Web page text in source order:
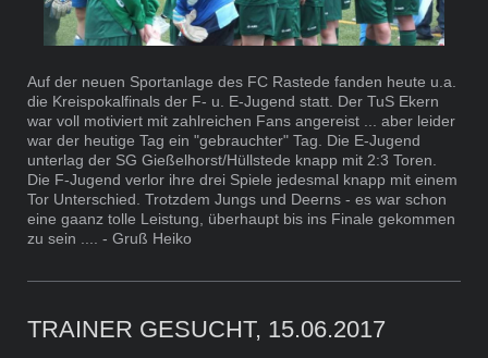
Auf der neuen Sportanlage des FC Rastede fanden heute u.a.
die Kreispokalfinals der F- u. E-Jugend statt. Der TuS Ekern
war voll motiviert mit zahlreichen Fans angereist ... aber leider
war der heutige Tag ein "gebrauchter" Tag. Die E-Jugend
unterlag der SG Gießelhorst/Hüllstede knapp mit 2:3 Toren.
Die F-Jugend verlor ihre drei Spiele jedesmal knapp mit einem
Tor Unterschied. Trotzdem Jungs und Deerns - es war schon
eine gaanz tolle Leistung, überhaupt bis ins Finale gekommen
zu sein .... - Gruß Heiko
TRAINER GESUCHT, 15.06.2017